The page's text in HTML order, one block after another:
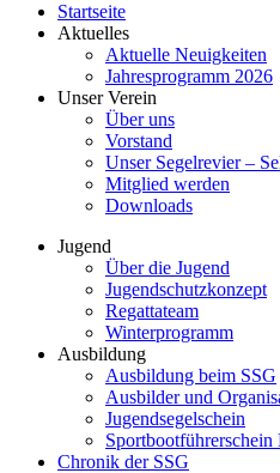
Startseite
Aktuelles
Aktuelle Neuigkeiten
Jahresprogramm 2026
Unser Verein
Über uns
Vorstand
Unser Segelrevier –
Mitglied werden
Downloads
Jugend
Über die Jugend
Jugendschutzkonzept
Regattateam
Winterprogramm
Ausbildung
Ausbildung beim SSG
Ausbilder und
Jugendsegelschein
Sportbootführerschein
Chronik der SSG